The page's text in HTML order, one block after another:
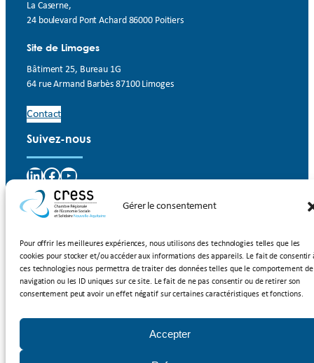
Gérer le consentement
Pour offrir les meilleures expériences, nous utilisons des technologies telles que les
cookies pour stocker et/ou accéder aux informations des appareils. Le fait de consentir
ces technologies nous permettra de traiter des données telles que le comportement de
navigation ou les ID uniques sur ce site. Le fait de ne pas consentir ou de retirer son
consentement peut avoir un effet négatif sur certaines caractéristiques et fonctions.
Accepter
La Caserne,
24 boulevard Pont Achard 86000 Poitiers
Site de Limoges
Bâtiment 25, Bureau 1G
64 rue Armand Barbès 87100 Limoges
Contact
Suivez-nous
LinkedIn Facebook YouTube
Inscrivez-vous à notre newsletter
Rejoignez-nous
Adhérer à la CRESS Nouvelle-Aquitaine
2025